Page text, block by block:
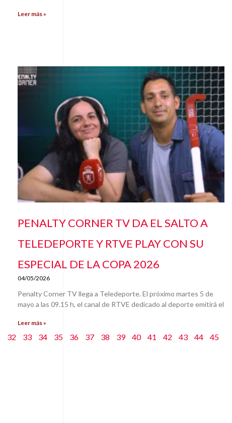
Leer más »
PENALTY CORNER TV DA EL SALTO A
TELEDEPORTE Y RTVE PLAY CON SU
ESPECIAL DE LA COPA 2026
04/05/2026
Penalty Corner TV llega a Teledeporte. El próximo martes 5 de
mayo a las 09.15 h, el canal de RTVE dedicado al deporte emitirá el
Leer más »
32 33 34 35 36 37 38 39 40 41 42 43 44
45